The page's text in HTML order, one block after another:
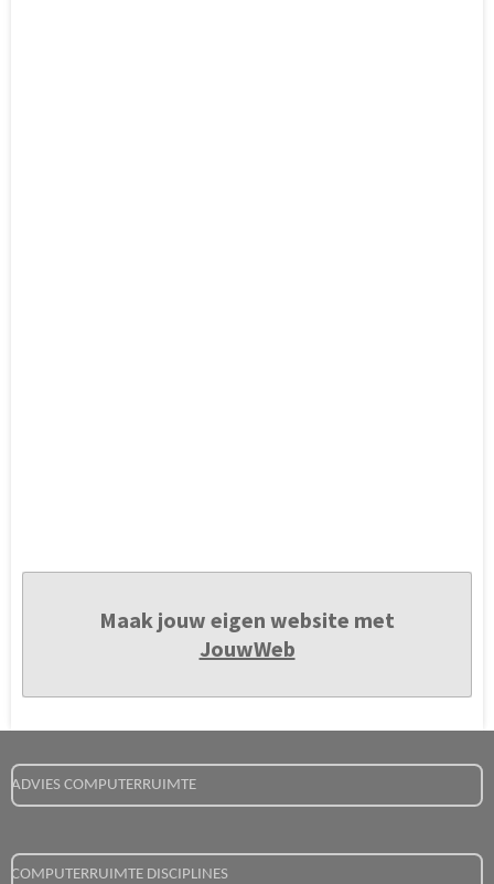
Maak jouw eigen website met
JouwWeb
ADVIES COMPUTERRUIMTE
COMPUTERRUIMTE DISCIPLINES